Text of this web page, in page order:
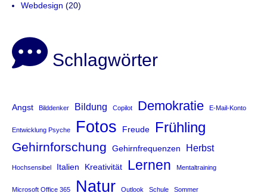
Webdesign (20)
Schlagwörter
Angst Bilddenker Bildung Copilot Demokratie E-Mail-Konto
Entwicklung Psyche Fotos Freude Frühling
Gehirnforschung Gehirnfrequenzen Herbst
Hochsensibel Italien Kreativität Lernen Mentaltraining
Microsoft Office 365 Natur Outlook Schule Sommer